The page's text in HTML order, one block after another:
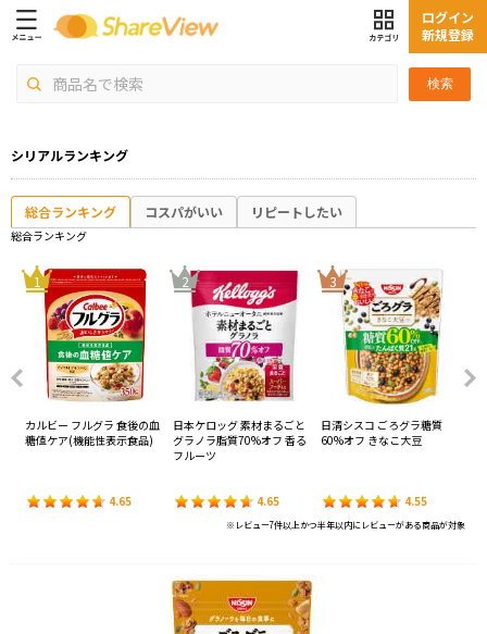
検索
ログイン
新規登録
シリアルランキング
総合ランキング コスパがいい リピートしたい
総合ランキング
1
カルビー フルグラ 食後の血
糖値ケア(機能性表示食品)
4.65
2
日本ケロッグ 素材まるごと
グラノラ脂質70%オフ 香る
フルーツ
4.65
3
日清シスコ ごろグラ糖質
60%オフ きなこ大豆
4.55
※レビュー7件以上かつ半年以内にレビューがある商品が対象